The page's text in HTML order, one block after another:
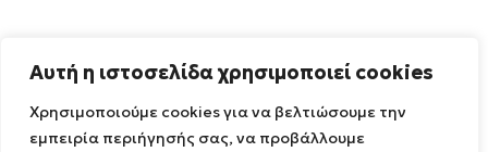
Αυτή η ιστοσελίδα χρησιμοποιεί cookies
Χρησιμοποιούμε cookies για να βελτιώσουμε την
εμπειρία περιήγησής σας, να προβάλλουμε